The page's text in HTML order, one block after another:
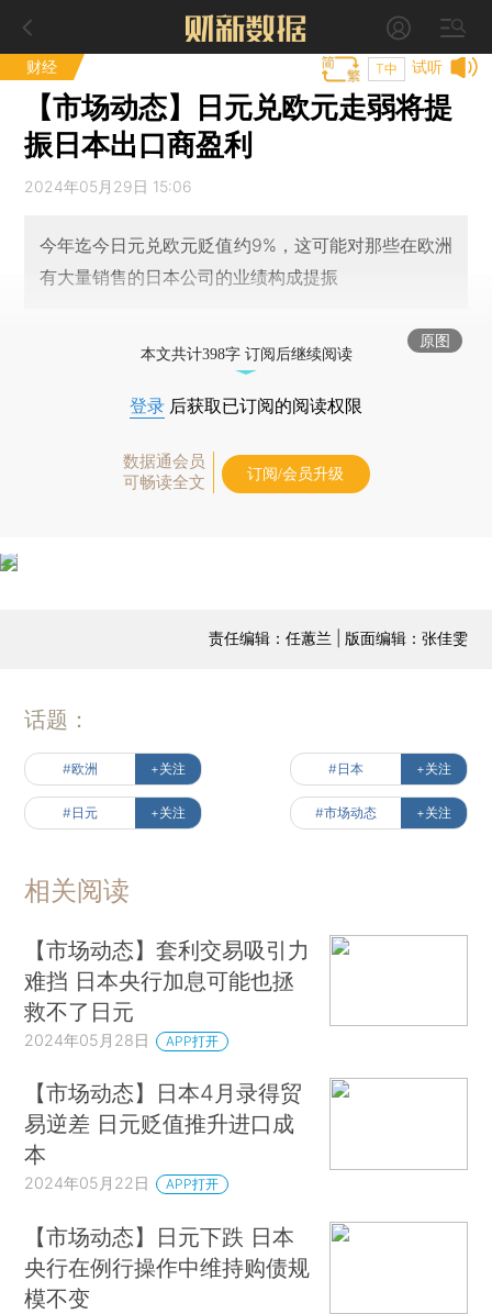
财经 试听
T中
【市场动态】日元兑欧元走弱将提
振日本出口商盈利
2024年05月29日 15:06
今年迄今日元兑欧元贬值约9%，这可能对那些在欧洲
有大量销售的日本公司的业绩构成提振
原图
本文共计398字 订阅后继续阅读
登录 后获取已订阅的阅读权限
数据通会员
可畅读全文
订阅/会员升级
责任编辑：任蕙兰 | 版面编辑：张佳雯
话题：
#欧洲 +关注 #日本 +关注
#日元 +关注 #市场动态 +关注
相关阅读
【市场动态】套利交易吸引力
难挡 日本央行加息可能也拯
救不了日元
2024年05月28日 APP打开
【市场动态】日本4月录得贸
易逆差 日元贬值推升进口成
本
2024年05月22日 APP打开
【市场动态】日元下跌 日本
央行在例行操作中维持购债规
模不变